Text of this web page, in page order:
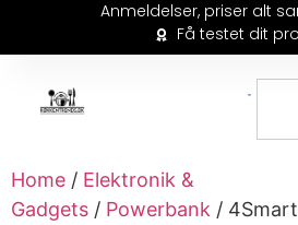
Anmeldelser, priser alt
Få testet dit
Home / Elektronik &
Gadgets / Powerbank /